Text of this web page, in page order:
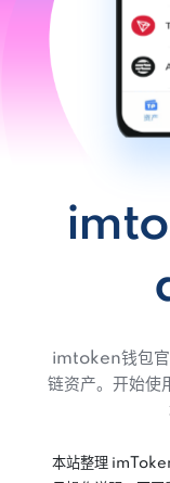
imtoken钱包官
链资产。开始使
本站整理